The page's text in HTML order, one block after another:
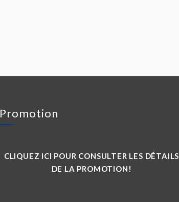
Promotion
CLIQUEZ ICI POUR CONSULTER LES DÉTAILS
DE LA PROMOTION!